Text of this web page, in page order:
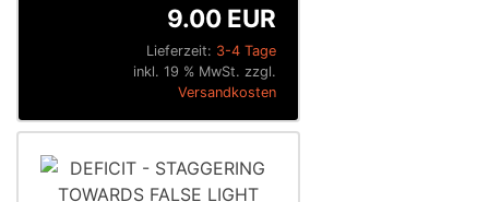
Lieferzeit: 3-4 Tage
9.00 EUR
inkl. 19 % MwSt. zzgl.
Versandkosten